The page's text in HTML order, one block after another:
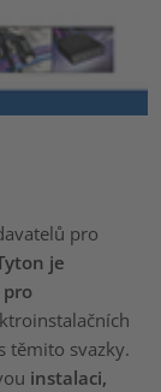
pro
je
těmito svazky.
instalaci,